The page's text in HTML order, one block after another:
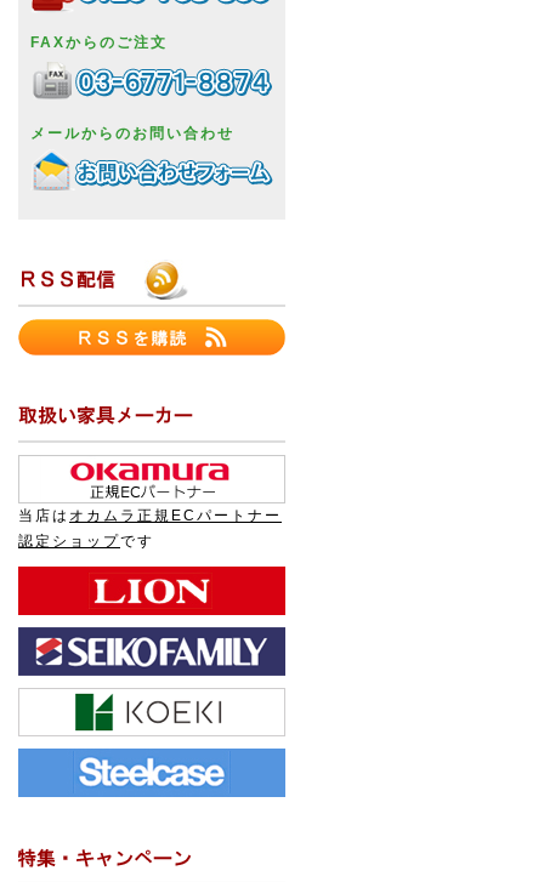
FAXからのご注文
メールからのお問い合わせ
当店は オカムラ正規ECパートナー
認定ショップです